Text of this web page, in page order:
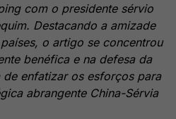
headlines de
notícias
para conteúdos e
funcionalidades
Broadcast
Wallboard
Conteúdos e
Broadcast
Curadoria
Curadoria de
com o presidente sérvio
Destacando a amizade
o artigo se concentrou
benéfica e na defesa da
enfatizar os esforços para
abrangente China-Sérvia